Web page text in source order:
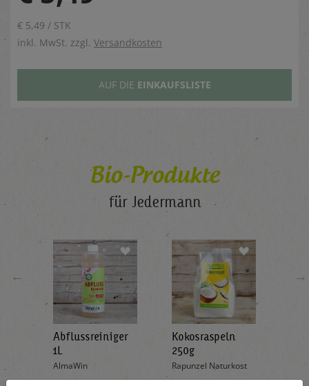
€ 5,49 / STK
inkl. MwSt. zzgl. Versandkosten
AUF DIE EINKAUFSLISTE
Bio-Produkte
für Jedermann
←
Abflussreiniger
1L
AlmaWin
Kokosraspeln
250g
Rapunzel Naturkost
→